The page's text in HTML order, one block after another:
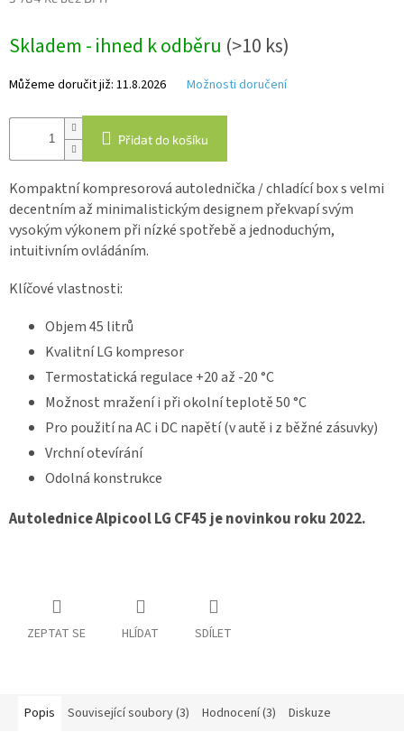
náramky
IP
cena:
Skladem - ihned k odběru (>10 ks)
Můžeme doručit již: 11.8.2026 Možnosti doručení
Přidat do košíku
Kompaktní kompresorová autolednička / chladící box s velmi
decentním až minimalistickým designem překvapí svým
vysokým výkonem při nízké spotřebě a jednoduchým,
intuitivním ovládáním.
Klíčové vlastnosti:
Objem 45 litrů
Kvalitní LG kompresor
Termostatická regulace +20 až -20 °C
Možnost mražení i při okolní teplotě50 °C
Pro použití na AC i DC napětí (v autě i z běžné zásuvky)
Vrchní otevírání
Odolná konstrukce
Autolednice Alpicool LG CF45 je novinkou roku 2022.
ZEPTAT SE HLÍDAT SDÍLET
Popis Související soubory (3) Hodnocení (3) Diskuze